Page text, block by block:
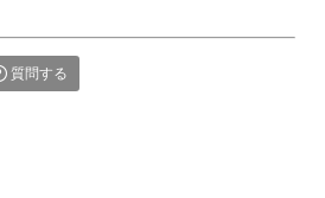
質問する